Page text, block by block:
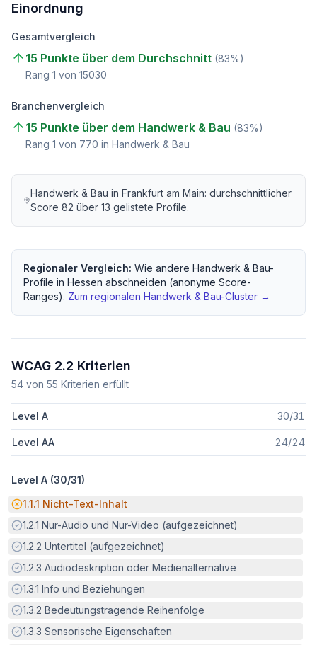
Einordnung
Gesamtvergleich
15 Punkte über dem Durchschnitt (83%)
Rang 1 von 15030
Branchenvergleich
15 Punkte über dem Handwerk & Bau (83%)
Rang 1 von 770 in Handwerk & Bau
Handwerk & Bau in Frankfurt am Main: durchschnittlicher
Score 82 über 13 gelistete Profile.
Regionaler Vergleich: Wie andere Handwerk & Bau-
Profile in Hessen abschneiden (anonyme Score-
Ranges). Zum regionalen Handwerk & Bau-Cluster →
WCAG 2.2 Kriterien
54 von 55 Kriterien erfüllt
Level A 30/31
Level AA 24/24
Level A (30/31)
Potenzielle Barriere:
1.1.1 Nicht-Text-Inhalt
Erfüllt:
1.2.1 Nur-Audio und Nur-Video (aufgezeichnet)
Erfüllt:
1.2.2 Untertitel (aufgezeichnet)
Erfüllt:
1.2.3 Audiodeskription oder Medienalternative
Erfüllt:
1.3.1 Info und Beziehungen
Erfüllt:
1.3.2 Bedeutungstragende Reihenfolge
Erfüllt:
1.3.3 Sensorische Eigenschaften